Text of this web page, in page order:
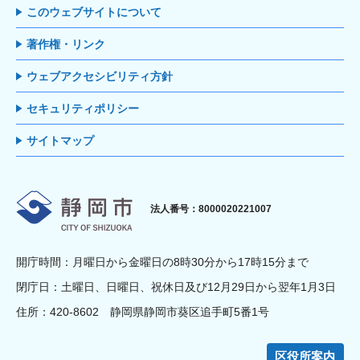
このウェブサイトについて
著作権・リンク
ウェブアクセシビリティ方針
セキュリティポリシー
サイトマップ
静岡市
法人番号：8000020221007
開庁時間：月曜日から金曜日の8時30分から17時15分まで
閉庁日：土曜日、日曜日、祝休日及び12月29日から翌年1月3日
住所：420-8602 静岡県静岡市葵区追手町5番1号
区役所案内